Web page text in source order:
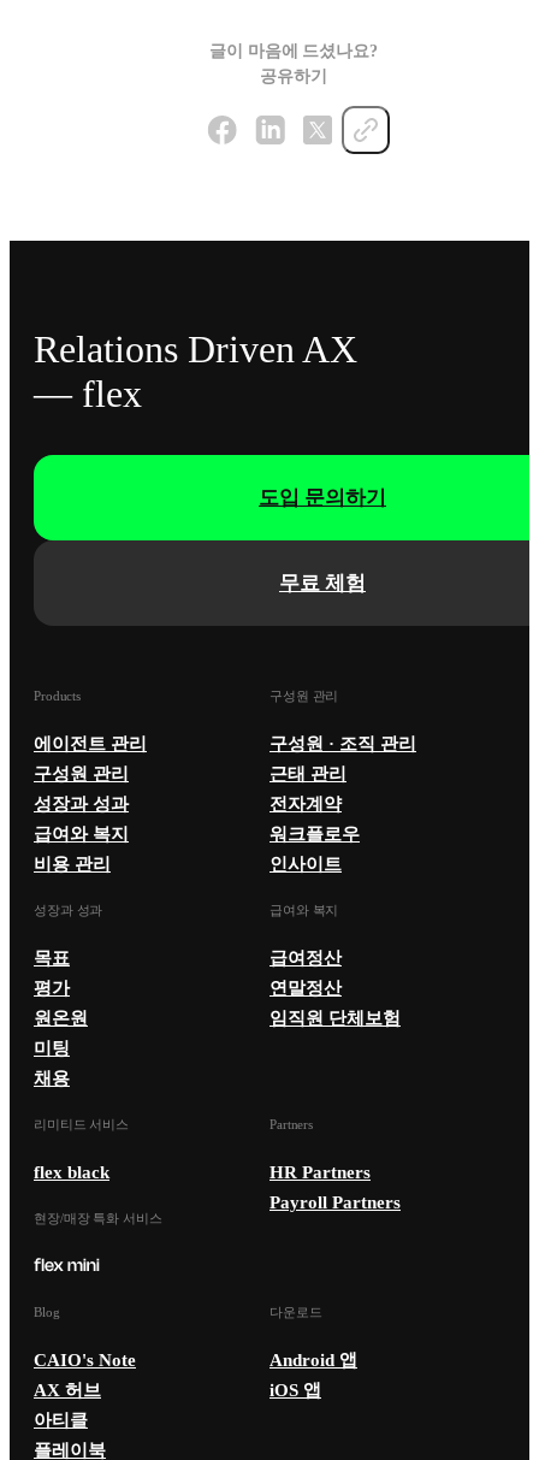
글이 마음에 드셨나요?
공유하기
Relations Driven AX
— flex
무료 체험
도입 문의하기
Products
에이전트 관리
구성원 관리
성장과 성과
급여와 복지
비용 관리
구성원 관리
구성원 · 조직 관리
근태 관리
전자계약
워크플로우
인사이트
성장과 성과
목표
평가
원온원
미팅
채용
급여와 복지
급여정산
연말정산
임직원 단체보험
리미티드 서비스
flex black
현장/매장 특화 서비스
Partners
HR Partners
Payroll Partners
Blog
CAIO's Note
AX 허브
아티클
플레이북
다운로드
Android 앱
iOS 앱